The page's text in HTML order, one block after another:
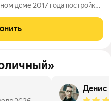
доме 2017 года постpойки.
Koмнaты изолиpовaнныe,
Денис